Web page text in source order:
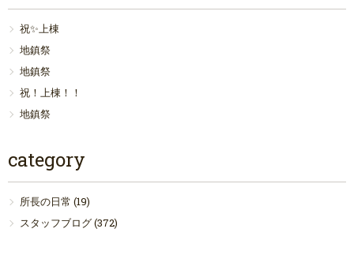
祝✨上棟
地鎮祭
地鎮祭
祝！上棟！！
地鎮祭
category
所長の日常 (19)
スタッフブログ(372)